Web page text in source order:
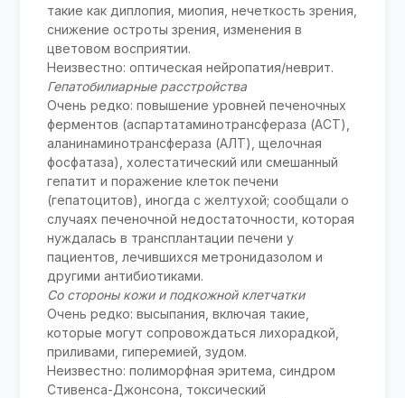
такие как диплопия, миопия, нечеткость зрения,
снижение остроты зрения, изменения в
цветовом восприятии.
Неизвестно: оптическая нейропатия/неврит.
Гепатобилиарные расстройства
Очень редко: повышение уровней печеночных
ферментов (аспартатаминотрансфераза (АСТ),
аланинаминотрансфераза (АЛТ), щелочная
фосфатаза), холестатический или смешанный
гепатит и поражение клеток печени
(гепатоцитов), иногда с желтухой; сообщали о
случаях печеночной недостаточности, которая
нуждалась в трансплантации печени у
пациентов, лечившихся метронидазолом и
другими антибиотиками.
Со стороны кожи и подкожной клетчатки
Очень редко: высыпания, включая такие,
которые могут сопровождаться лихорадкой,
приливами, гиперемией, зудом.
Неизвестно: полиморфная эритема, синдром
Стивенса-Джонсона, токсический